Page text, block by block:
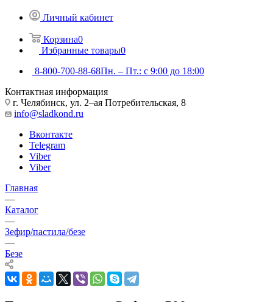
Личный кабинет
Корзина0
Избранные товары0
8-800-700-88-68Пн. – Пт.: с 9:00 до 18:00
Контактная информация
г. Челябинск, ул. 2–ая Потребительская, 8
info@sladkond.ru
Вконтакте
Telegram
Viber
Viber
Главная
—
Каталог
—
Зефир/пастила/безе
—
Безе